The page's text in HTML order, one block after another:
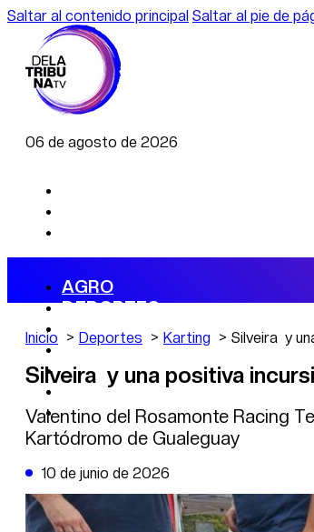
Saltar al contenido principal Saltar al pie de
06 de agosto de 2026
AGRO
DEPORTES
ECONOMÍA
POLÍTICA
CAMBIO CLIMÁTICO
DATA FIRME
DE LA TRIBUNA TV
Inicio Deportes Karting Silveira y
Silveira y una positiva
Valentino del Rosamonte Racing
Kartódromo de Gualeguay
10 de junio de 2026